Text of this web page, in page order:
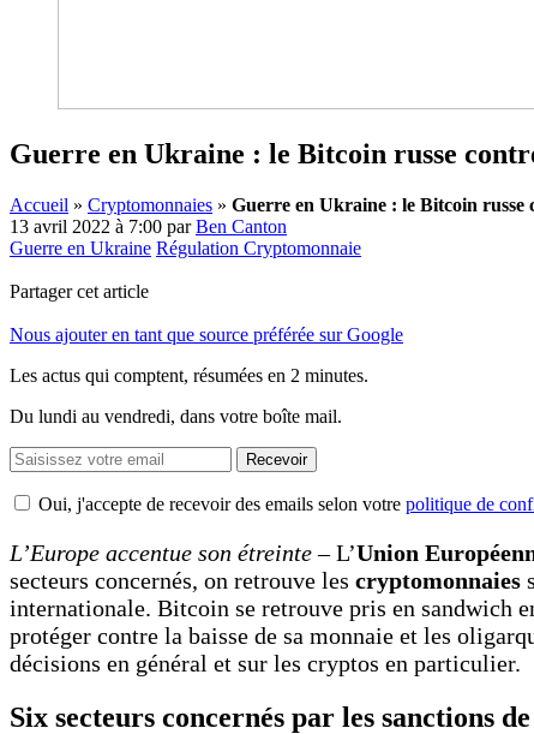
Guerre en Ukraine : le Bitcoin russe
Accueil » Cryptomonnaies » Guerre en Ukraine : le Bitcoin russe
13 avril 2022 à 7:00 parBen Canton
Guerre en Ukraine Régulation Cryptomonnaie
Partager cet article
Nous ajouter en tant que source préférée sur Google
Les actus qui comptent, résumées en 2 minutes.
Du lundi au vendredi, dans votre boîte mail.
Recevoir
Oui, j'accepte de recevoir des emails selon votre politique de
L’Europe accentue son étreinte– L’Union
secteurs concernés, on retrouve les cryptomonnaies
internationale. Bitcoin se retrouve pris en sandwich
protéger contre la baisse de sa monnaie et les
décisions en général et sur les cryptos en particulier.
Six secteurs concernés par les sanctions